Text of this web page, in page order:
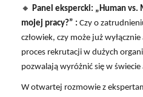
🔸 Panel ekspercki: „Human
mojej pracy?” : Czy o
człowiek, czy może już
proces rekrutacji w dużych
pozwalają wyróżnić się w
W otwartej rozmowie z